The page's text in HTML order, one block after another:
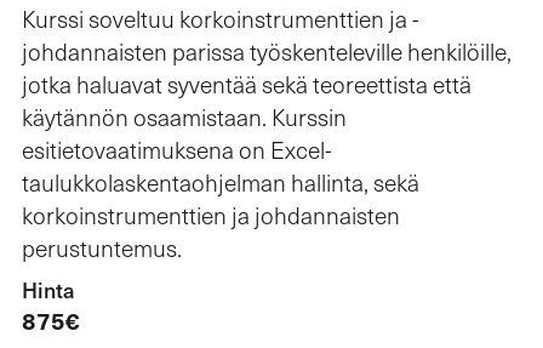
Kurssi soveltuu korkoinstrumenttien ja -
johdannaisten parissa työskenteleville henkilöille,
jotka haluavat syventää sekä teoreettista että
käytännön osaamistaan. Kurssin
esitietovaatimuksena on Excel-
taulukkolaskentaohjelman hallinta, sekä
korkoinstrumenttien ja johdannaisten
perustuntemus.
Hinta
875€